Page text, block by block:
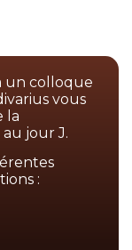
un colloque
vous
la
jour J.
: